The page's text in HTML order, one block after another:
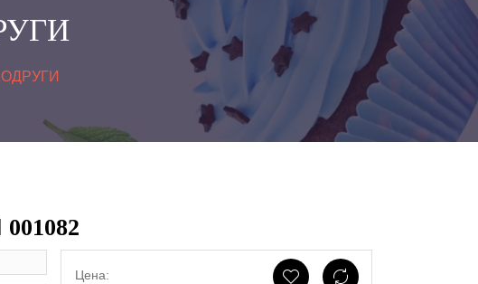
001082
Цена: